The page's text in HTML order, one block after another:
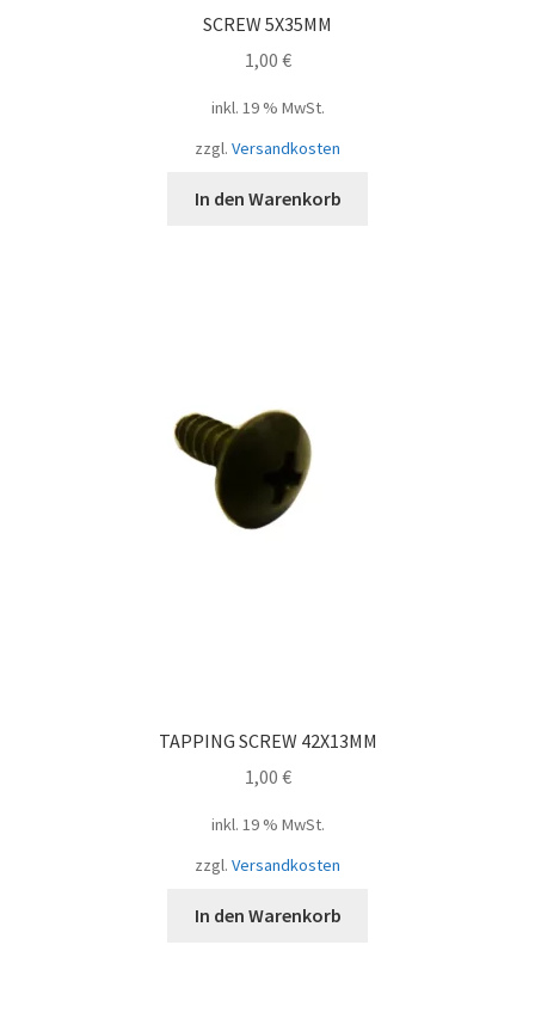
SCREW 5X35MM
1,00 €
inkl. 19 % MwSt.
zzgl. Versandkosten
In den Warenkorb
TAPPING SCREW 42X13MM
1,00 €
inkl. 19 % MwSt.
zzgl. Versandkosten
In den Warenkorb